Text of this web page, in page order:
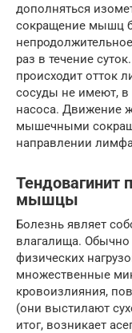
дополняться
сокращение мышц
раз в течение
происходит отток
сосуды не имеют, в
насоса. Движение
мышечными
направлении
Тендовагинит
мышцы
Болезнь являет
влагалища.
физических
множественные
кровоизлияния,
(они выстилают
итог, возникает